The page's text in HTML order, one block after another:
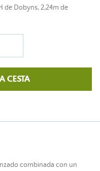
de Dobyns, 2,24m de
CESTA
combinada con un